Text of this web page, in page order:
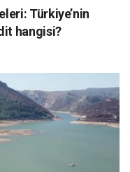
Türkiye’nin
hangisi?